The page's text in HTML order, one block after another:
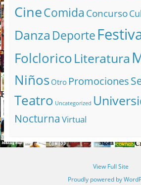
CineComida Concurso
Danza Deporte
FolcloricoLiteratura
Niños Otro Promociones
Teatro Uncategorized
Nocturna Virtual
View Full Site
Proudly powered by